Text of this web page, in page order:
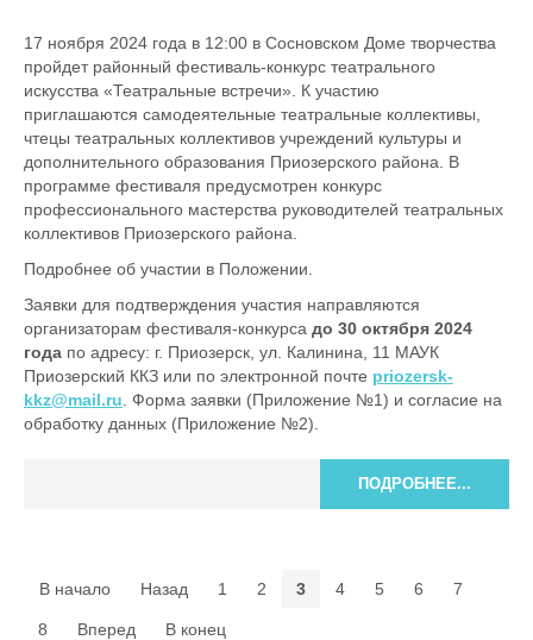
17 ноября 2024 года в 12:00 в Сосновском Доме творчества
пройдет районный фестиваль-конкурс театрального
искусства «Театральные встречи». К участию
приглашаются самодеятельные театральные коллективы,
чтецы театральных коллективов учреждений культуры и
дополнительного образования Приозерского района. В
программе фестиваля предусмотрен конкурс
профессионального мастерства руководителей театральных
коллективов Приозерского района.
Подробнее об участии в Положении.
Заявки для подтверждения участия направляются
организаторам фестиваля-конкурса до 30 октября 2024
года по адресу: г. Приозерск, ул. Калинина, 11 МАУК
Приозерский ККЗ или по электронной почте priozersk-
kkz@mail.ru . Форма заявки (Приложение №1) и согласие на
обработку данных (Приложение №2).
ПОДРОБНЕЕ...
В начало Назад 1 2 3 4 5 6 7
8 Вперед В конец